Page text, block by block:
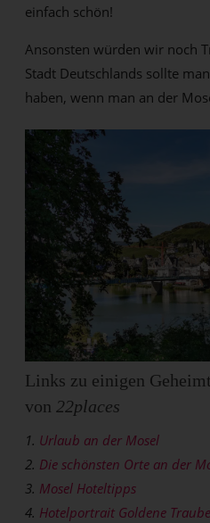
einfach schön!
Ansonsten würden wir noch
Stadt Deutschlands sollte
haben, wenn man an der
Links zu einigen
von22places
1. Urlaub an der Mosel
2. Die schönsten Orte an der
3. Mosel Hoteltipps
4. Hotelportrait Goldene Traube